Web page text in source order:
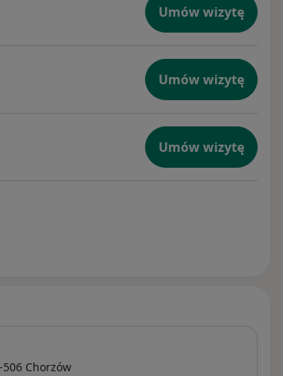
Umów wizytę
Umów wizytę
Umów wizytę
506 Chorzów